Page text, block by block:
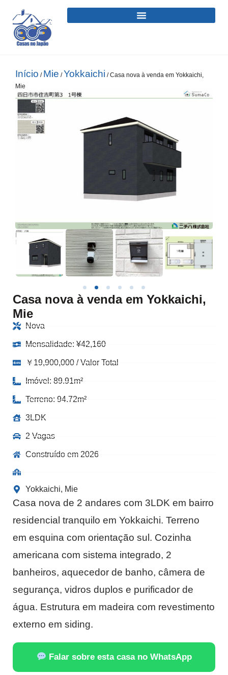
Início / Mie /Yokkaichi / Casa nova à venda em Yokkaichi,
Mie
Casa nova à venda em Yokkaichi,
Mie
Nova
Mensalidade: ¥42,160
￥19,900,000 / Valor Total
Imóvel: 89.91m²
Terreno: 94.72m²
3LDK
2 Vagas
Construído em 2026
Yokkaichi, Mie
Casa nova de 2 andares com 3LDK em bairro
residencial tranquilo em Yokkaichi. Terreno
em esquina com orientação sul. Cozinha
americana com sistema integrado, 2
banheiros, aquecedor de banho, câmera de
segurança, vidros duplos e purificador de
água. Estrutura em madeira com revestimento
externo em siding.
Falar sobre esta casa no WhatsApp